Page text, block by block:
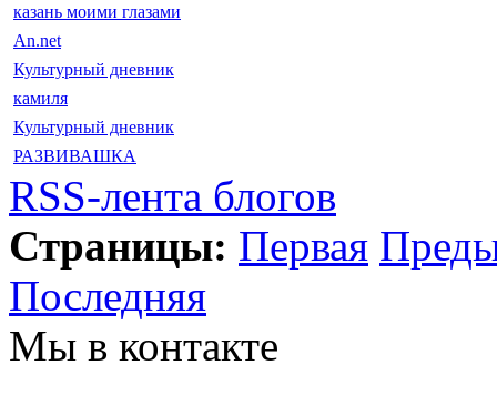
казань моими глазами
An.net
Культурный дневник
камиля
Культурный дневник
РАЗВИВАШКА
RSS-лента блогов
Страницы: Первая
Последняя
Мы в контакте